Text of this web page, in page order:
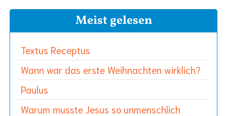
Meist gelesen
Textus Receptus
Wann war das erste Weihnachten wirklich?
Paulus
Warum musste Jesus so unmenschlich